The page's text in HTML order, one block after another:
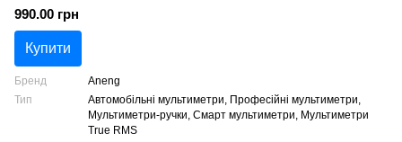
990.00 грн
Купити
Бренд
Aneng
Тип
Автомобільні мультиметри, Професійні мультиметри,
Мультиметри-ручки, Смарт мультиметри, Мультиметри
True RMS